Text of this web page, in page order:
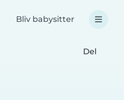
Bliv babysitter
Del